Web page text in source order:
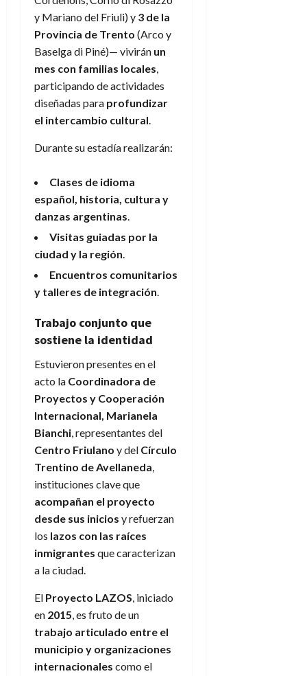
y Mariano del Friuli) y 3 de la
Provincia de Trento (Arco y
Baselga di Piné)— vivirán un
mes con familias locales,
participando de actividades
diseñadas para profundizar
el intercambio cultural.
Durante su estadía realizarán:
Clases de idioma
español, historia, cultura y
danzas argentinas.
Visitas guiadas por la
ciudad y la región.
Encuentros comunitarios
y talleres de integración.
Trabajo conjunto que
sostiene la identidad
Estuvieron presentes en el
acto la Coordinadora de
Proyectos y Cooperación
Internacional, Marianela
Bianchi, representantes del
Centro Friulano y del Círculo
Trentino de Avellaneda,
instituciones clave que
acompañan el proyecto
desde sus inicios y refuerzan
los lazos con las raíces
inmigrantes que caracterizan
a la ciudad.
El Proyecto LAZOS, iniciado
en 2015, es fruto de un
trabajo articulado entre el
municipio y organizaciones
internacionales como el